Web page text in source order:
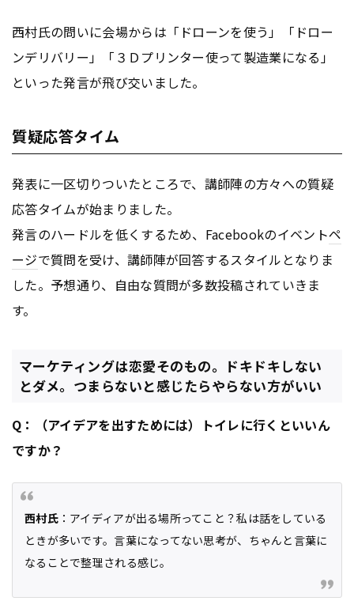
西村氏の問いに会場からは「ドローンを使う」「ドロー
ンデリバリー」「３Ｄプリンター使って製造業になる」
といった発言が飛び交いました。
質疑応答タイム
発表に一区切りついたところで、講師陣の方々への質疑
応答タイムが始まりました。
発言のハードルを低くするため、Facebookのイベントペ
ージで質問を受け、講師陣が回答するスタイルとなりま
した。予想通り、自由な質問が多数投稿されていきま
す。
マーケティングは恋愛そのもの。ドキドキしない
とダメ。つまらないと感じたらやらない方がいい
Q：（アイデアを出すためには）トイレに行くといいん
ですか？
西村氏：アイディアが出る場所ってこと？私は話をしている
ときが多いです。言葉になってない思考が、ちゃんと言葉に
なることで整理される感じ。